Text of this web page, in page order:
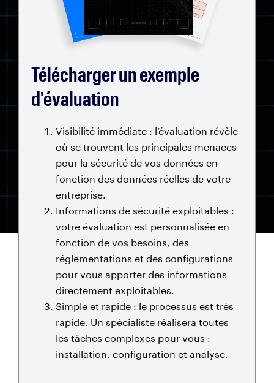
Télécharger un exemple
d'évaluation
Visibilité immédiate : l’évaluation révèle
où se trouvent les principales menaces
pour la sécurité de vos données en
fonction des données réelles de votre
entreprise.
Informations de sécurité exploitables :
votre évaluation est personnalisée en
fonction de vos besoins, des
réglementations et des configurations
pour vous apporter des informations
directement exploitables.
Simple et rapide : le processus est très
rapide. Un spécialiste réalisera toutes
les tâches complexes pour vous :
installation, configuration et analyse.